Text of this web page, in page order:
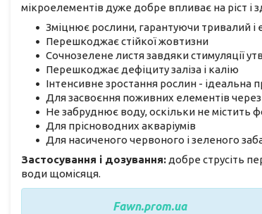
мікроелементів дуже добре впливає на ріст
Зміцнює рослини, гарантуючи тривалий
Перешкоджає стійкої жовтизни
Сочнозелене листя завдяки стимуляції
Перешкоджає дефіциту заліза і калію
Інтенсивне зростання рослин - ідеальна
Для засвоєння поживних елементів
Не забруднює воду, оскільки не містить
Для прісноводних акваріумів
Для насиченого червоного і зеленого
Застосування і дозування: добре струсіть
води щомісяця.
Fawn.prom.ua